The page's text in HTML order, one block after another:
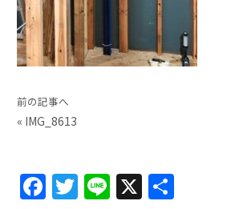
前の記事へ
« IMG_8613
F T Li X